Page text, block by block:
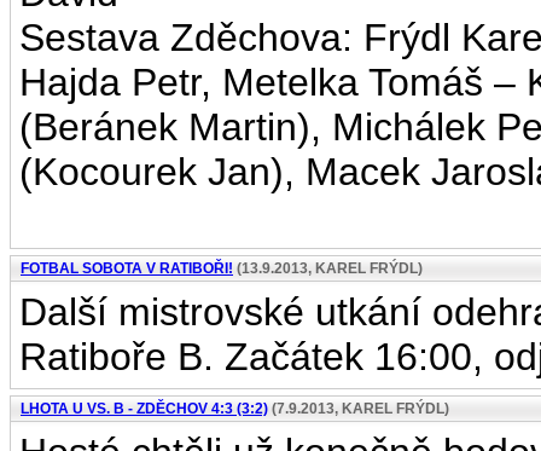
Sestava Zděchova: Frýdl
Hajda Petr, Metelka Tomáš
(Beránek Martin), Michálek
(Kocourek Jan), Macek
FOTBAL SOBOTA V RATIBOŘI! (13.9.2013, KAREL FRÝDL)
Další mistrovské utkání
Ratiboře B. Začátek 16:00,
LHOTA U VS. B - ZDĚCHOV 4:3 (3:2) (7.9.2013, KAREL FRÝDL)